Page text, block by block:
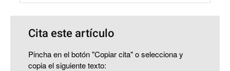
Cita este artículo
Pincha en el botón "Copiar cita" o selecciona y
copia el siguiente texto: